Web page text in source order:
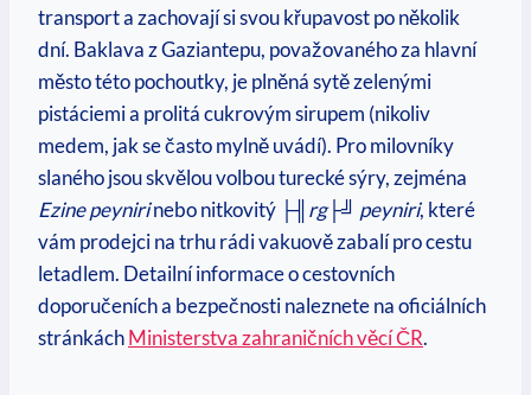
transport a zachovají si svou křupavost po několik
dní. Baklava z Gaziantepu, považovaného za hlavní
město této pochoutky, je plněná sytě zelenými
pistáciemi a prolitá cukrovým sirupem (nikoliv
medem, jak se často mylně uvádí). Pro milovníky
slaného jsou skvělou volbou turecké sýry, zejména
Ezine peynirinebo nitkovitý ├╢rg├╝ peyniri, které
vám prodejci na trhu rádi vakuově zabalí pro cestu
letadlem. Detailní informace o cestovních
doporučeních a bezpečnosti naleznete na oficiálních
stránkáchMinisterstva zahraničních věcí ČR.